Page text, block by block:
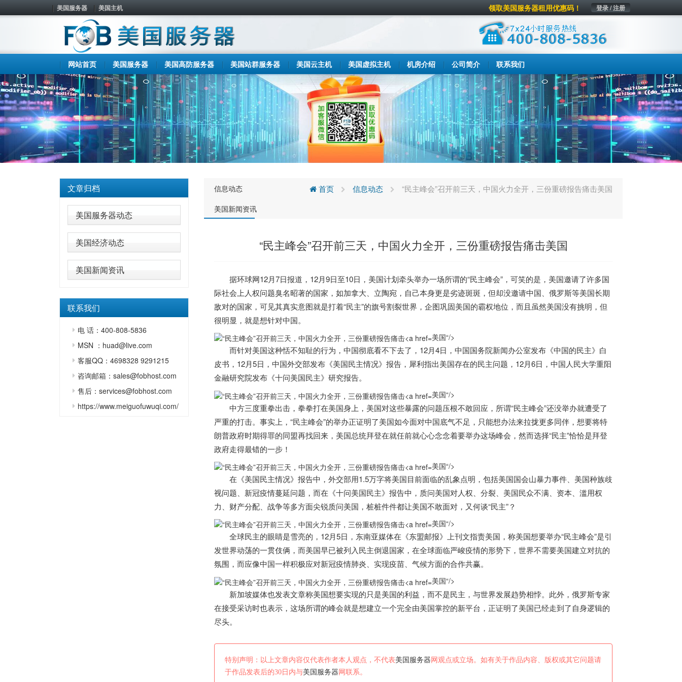
美国服务器 美国主机 登录 / 注册
领取美国服务器租用优惠码！
网站首页 美国服务器 美国高防服务器 美国站群服务器 美国云主机 美国虚拟主机 机房介绍 公司简介 联系我们
文章归档
美国服务器动态
美国经济动态
美国新闻资讯
联系我们
电 话：400-808-5836
MSN ：huad@live.com
客服QQ：4698328 9291215
咨询邮箱：sales@fobhost.com
售后：services@fobhost.com
https://www.meiguofuwuqi.com/
信息动态
美国新闻资讯
首页 信息动态 “民主峰会”召开前三天，中国火力全开，三份重磅报告痛击美国
“民主峰会”召开前三天，中国火力全开，三份重磅报告痛击美国
据环球网12月7日报道，12月9日至10日， 美国计划牵头举办一场所谓的“民主峰会”，可笑的是， 美国邀请了许多国
际社会上人权问题臭名昭著的国家，如加拿大、立陶宛，自己本身更是劣迹斑斑，但却没邀请中国、俄罗斯等美国长期
敌对的国家，可见其真实意图就是打着“民主”的旗号割裂世界，企图巩固美国的霸权地位，而且虽然美国没有挑明，但
很明显，就是想针对中国。
美国“/>
而针对美国这种恬不知耻的行为，中国彻底看不下去了，12月4日，中国国务院新闻办公室发布《中国的民主》白
皮书，12月5日，中国外交部发布《美国民主情况》报告，犀利指出美国存在的民主问题，12月6日，中国人民大学重阳
金融研究院发布《十问美国民主》研究报告。
美国“/>
中方三度重拳出击，拳拳打在美国身上， 美国对这些暴露的问题压根不敢回应，所谓“民主峰会”还没举办就遭受了
严重的打击。事实上，“民主峰会”的举办正证明了美国如今面对中国底气不足，只能想办法来拉拢更多同伴，想要将特
朗普政府时期得罪的同盟再找回来， 美国总统拜登在就任前就心心念念着要举办这场峰会，然而选择“民主”恰恰是拜登
政府走得最错的一步！
美国“/>
在《美国民主情况》报告中，外交部用1.5万字将美国目前面临的乱象点明，包括美国国会山暴力事件、 美国种族歧
视问题、新冠疫情蔓延问题，而在《十问美国民主》报告中，质问美国对人权、分裂、 美国民众不满、资本、滥用权
力、财产分配、战争等多方面尖锐质问美国 ，桩桩件件都让美国不敢面对，又何谈“民主”？
美国“/>
全球民主的眼睛是雪亮的，12月5日，东南亚媒体在《东盟邮报》上刊文指责美国 ，称美国想要举办“民主峰会”是引
发世界动荡的一贯伎俩，而美国早已被列入民主倒退国家，在全球面临严峻疫情的形势下，世界不需要美国建立对抗的
氛围，而应像中国一样积极应对新冠疫情肺炎、实现疫苗、气候方面的合作共赢。
美国“/>
新加坡媒体也发表文章称美国想要实现的只是美国的利益，而不是民主，与世界发展趋势相悖。此外，俄罗斯专家
在接受采访时也表示，这场所谓的峰会就是想建立一个完全由美国掌控的新平台，正证明了美国已经走到了自身逻辑的
尽头。
特别声明：以上文章内容仅代表作者本人观点，不代表美国服务器 网观点或立场。如有关于作品内容、版权或其它问题请
于作品发表后的30日内与美国服务器 网联系。